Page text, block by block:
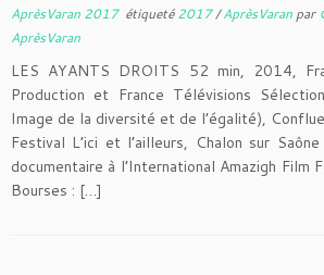
AprèsVaran 2017 étiqueté2017/AprèsVaran par
AprèsVaran
LES AYANTS DROITS 52 min, 2014,
Production et France Télévisions
Image de la diversité et de l’égalité),
Festival L’ici et l’ailleurs, Chalon sur
documentaire à l’International Amazigh Film
Bourses : […]